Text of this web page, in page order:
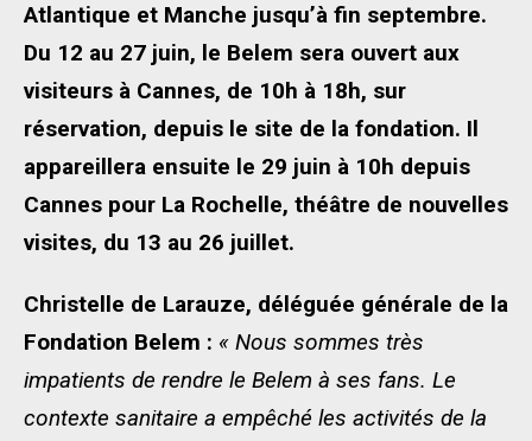
Atlantique et Manche jusqu’à fin septembre.
Du 12 au 27 juin, le Belem sera ouvert aux
visiteurs à Cannes, de 10h à 18h, sur
réservation, depuis le site de la fondation. Il
appareillera ensuite le 29 juin à 10h depuis
Cannes pour La Rochelle, théâtre de nouvelles
visites, du 13 au 26 juillet.
Christelle de Larauze, déléguée générale de la
Fondation Belem : « Nous sommes très
impatients de rendre le Belem à ses fans. Le
contexte sanitaire a empêché les activités de la